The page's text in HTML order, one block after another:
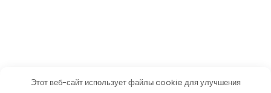
Этот веб-сайт использует файлы cookie для улучшения